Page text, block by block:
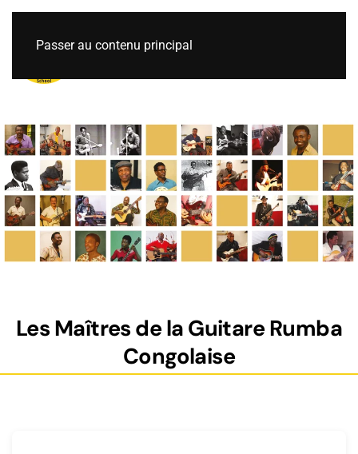
Passer au contenu principal
Les Maîtres de la Guitare Rumba
Congolaise